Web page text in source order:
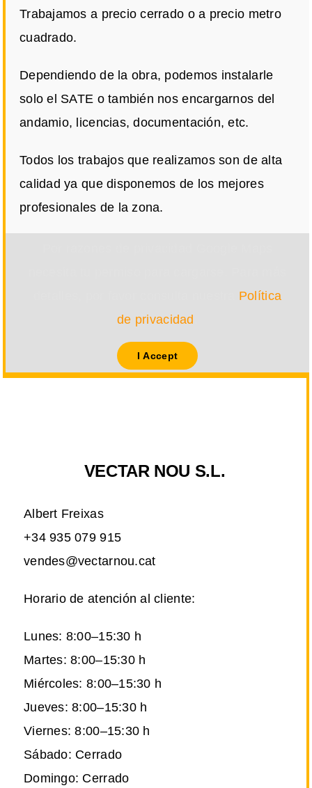
Trabajamos a precio cerrado o a precio metro
cuadrado.
Dependiendo de la obra, podemos instalarle
solo el SATE o también nos encargarnos del
andamio, licencias, documentación, etc.
Todos los trabajos que realizamos son de alta
calidad ya que disponemos de los mejores
profesionales de la zona.
Política
de privacidad
I Accept
VECTAR NOU S.L.
Albert Freixas
+34 935 079 915
vendes@vectarnou.cat
Horario de atención al cliente:
Lunes: 8:00–15:30 h
Martes: 8:00–15:30 h
Miércoles: 8:00–15:30 h
Jueves: 8:00–15:30 h
Viernes: 8:00–15:30 h
Sábado: Cerrado
Domingo: Cerrado